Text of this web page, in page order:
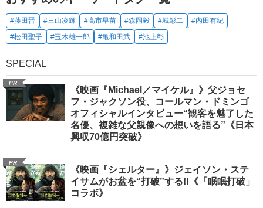
#藤田晋 #三山凌輝 #高市早苗 #森岡毅 #城彰二
#内田有紀
#松田聖子
#玉木雄一郎 #亀和田武 #池上彰
SPECIAL
PR
《映画『Michael／マイケル』》父ジョセ
フ・ジャクソン役、コールマン・ドミンゴ
オフィシャルインタビュー“観客を魅了した
名優、複雑な父親像への想いを語る”《日本
興収70億円突破》
PR
《映画『シェルター』》ジェイソン・ステ
イサムがお盆を“打破”する!!《「眠眠打破」
コラボ》